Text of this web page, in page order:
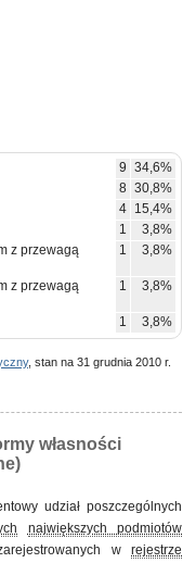
9 34,6%
8 30,8%
4 15,4%
1
3,8%
z przewagą
1 3,8%
z przewagą
1 3,8%
1 3,8%
, stan na 31 grudnia 2010 r.
własności
udział poszczególnych
największych podmiotów
w rejestrze